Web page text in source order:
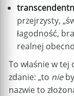
przejrzysty,
łagodność,
realnej
To właśnie w
zdanie: „to nie
nazwie to